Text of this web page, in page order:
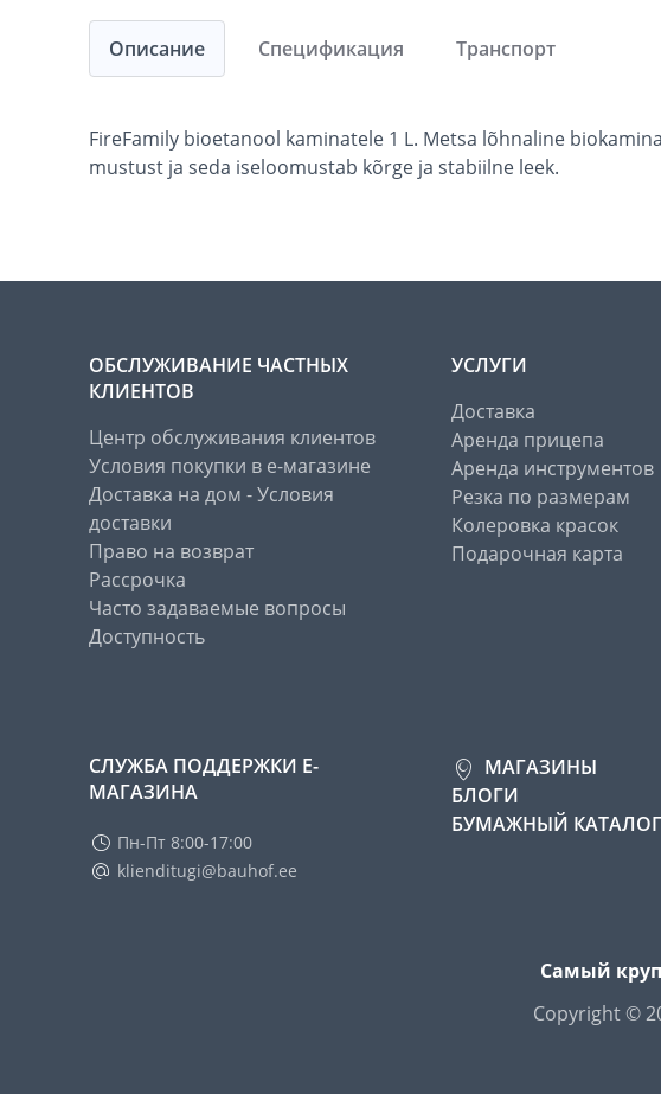
Описание
FireFamily bioetanool kaminatele 1 L. Metsa lõhnaline
mustust ja seda iseloomustab kõrge ja stabiilne leek.
Спецификация Транспорт
ОБСЛУЖИВАНИЕ ЧАСТНЫХ
КЛИЕНТОВ
Центр обслуживания клиентов
Условия покупки в е-магазине
Доставка на дом - Условия
доставки
Право на возврат
Рассрочка
Часто задаваемые вопросы
Доступность
УСЛУГИ
Доставка
Аренда прицепа
Аренда инструментов
Резка по размерам
Колеровка красок
Подарочная карта
СЛУЖБА ПОДДЕРЖКИ Е-
МАГАЗИНА
Пн-Пт 8:00-17:00
klienditugi@bauhof.ee
МАГАЗИНЫ
БЛОГИ
БУМАЖНЫЙ КАТАЛОГ
Самый
Copyright ©